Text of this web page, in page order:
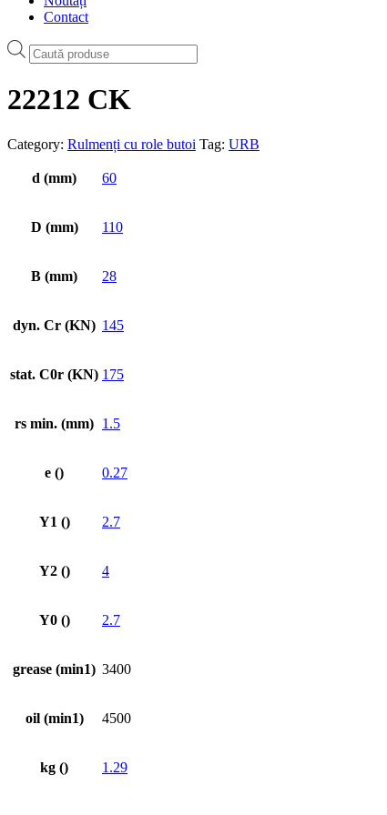
Contact
Products
search
22212 CK
Category: Rulmenți cu role butoi Tag: URB
d (mm) 60
D (mm) 110
B (mm) 28
dyn. Cr (KN) 145
stat. C0r (KN) 175
rs min. (mm) 1.5
e () 0.27
Y1 () 2.7
Y2 () 4
Y0 () 2.7
grease (min1) 3400
oil (min1) 4500
kg () 1.29